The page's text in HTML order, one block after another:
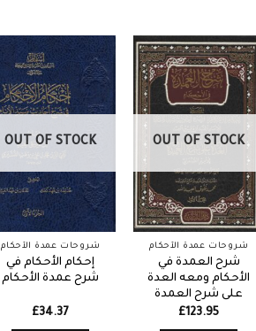
OUT OF STOCK
شروحات عمدة الأحكام
إحكام الأحكام في
شرح عمدة الأحكام
£34.37
OUT OF STOCK
شروحات عمدة الأحكام
شرح العمدة في
الأحكام ومعه العدة
على شرح العمدة
£123.95